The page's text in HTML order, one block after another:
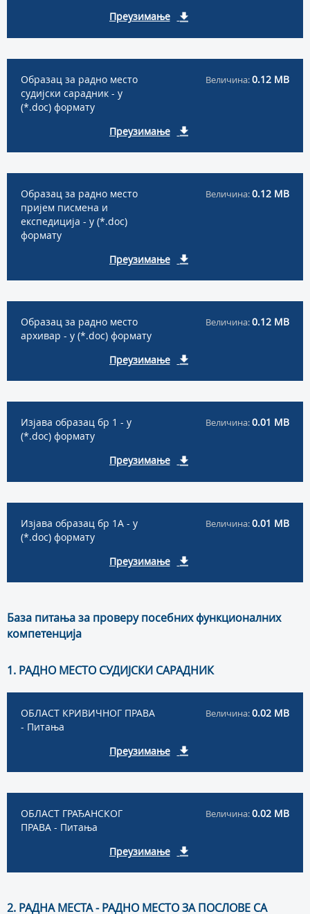
Преузимање
Образац за радно место
судијски сарадник - у
(*.doc) формату
Величина:0.12 MB
Преузимање
Образац за радно место
пријем писмена и
експедиција - у (*.doc)
формату
Величина:0.12 MB
Преузимање
Образац за радно место
архивар - у (*.doc) формату
Величина:0.12 MB
Преузимање
Изјава образац бр 1 - у
(*.doc) формату
Величина:0.01 MB
Преузимање
Изјава образац бр 1A - у
(*.doc) формату
Величина:0.01 MB
Преузимање
База питања за проверу посебних функционалних
компетенција
1. РАДНО МЕСТО СУДИЈСКИ САРАДНИК
ОБЛАСТ КРИВИЧНОГ ПРАВА
- Питања
Величина:0.02 MB
Преузимање
ОБЛАСТ ГРАЂАНСКОГ
ПРАВА - Питања
Величина:0.02 MB
Преузимање
2. РАДНА МЕСТА - РАДНО МЕСТО ЗА ПОСЛОВЕ СА